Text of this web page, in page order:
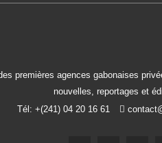
premières agences gabonaises
nouvelles, reportages et
Tél: +(241) 04 20 16 61